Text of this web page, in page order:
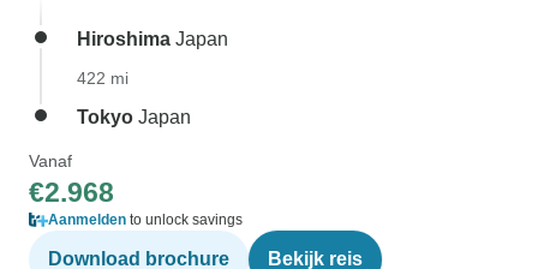
Hiroshima Japan
422 mi
Tokyo Japan
Vanaf
€2.968
Aanmelden to unlock savings
Download brochure Bekijk reis